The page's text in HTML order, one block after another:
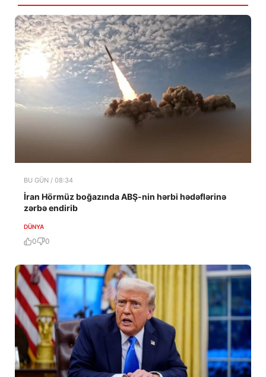
BU GÜN / 08:34
İran Hörmüz boğazında ABŞ-nin hərbi hədəflərinə
zərbə endirib
DÜNYA
0 0